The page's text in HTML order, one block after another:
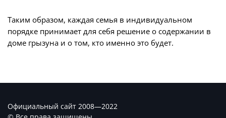
Таким образом, каждая семья в индивидуальном
порядке принимает для себя решение о содержании в
доме грызуна и о том, кто именно это будет.
Официальный сайт 2008—2022